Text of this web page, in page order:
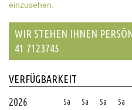
einzusehen.
WIR STEHEN IHNEN
41 7123745
VERFÜGBARKEIT
2026
Sa Sa Sa Sa